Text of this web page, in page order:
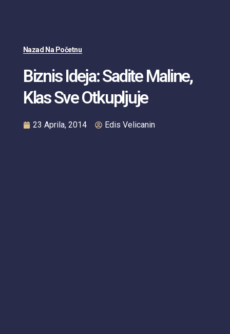
Nazad Na Početnu
Biznis Ideja: Sadite Maline,
Klas Sve Otkupljuje
23 Aprila, 2014 Edis Velicanin